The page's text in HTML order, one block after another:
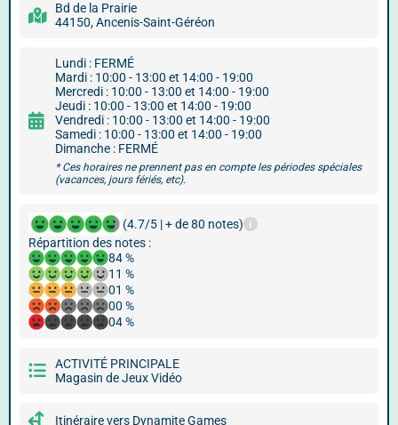
Bd de la Prairie
44150, Ancenis-Saint-Géréon
Lundi : FERMÉ
Mardi : 10:00 - 13:00 et 14:00 - 19:00
Mercredi : 10:00 - 13:00 et 14:00 - 19:00
Jeudi : 10:00 - 13:00 et 14:00 - 19:00
Vendredi : 10:00 - 13:00 et 14:00 - 19:00
Samedi : 10:00 - 13:00 et 14:00 - 19:00
Dimanche : FERMÉ
* Ces horaires ne prennent pas en compte les périodes spéciales
(vacances, jours fériés, etc).
(4.7/5 | + de 80 notes)
Répartition des notes :
84 %
11 %
01 %
00 %
04 %
ACTIVITÉ PRINCIPALE
Magasin de Jeux Vidéo
Itinéraire vers Dynamite Games